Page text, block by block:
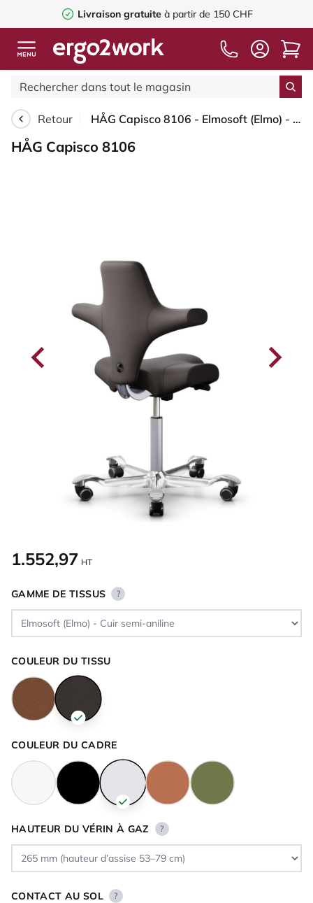
Livraison gratuiteà partir de 150 CHF
Retour HÅG Capisco 8106 - Elmosoft (Elmo) - Cuir semi-aniline - EL93068 - Argent - 265 mm (hauteur d’assise 53–79 cm) - Roues dures pour sols souples
HÅG Capisco 8106
1.552,97 HT
GAMME DE TISSUS ?
COULEUR DU TISSU
COULEUR DU CADRE
HAUTEUR DU VÉRIN À GAZ ?
CONTACT AU SOL ?